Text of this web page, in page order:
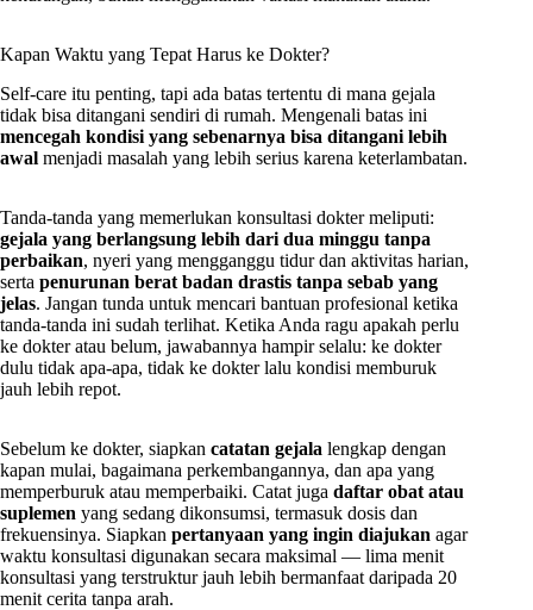
Kapan Waktu yang Tepat Harus ke Dokter?
Self-care itu penting, tapi ada batas tertentu di mana gejala
tidak bisa ditangani sendiri di rumah. Mengenali batas ini
mencegah kondisi yang sebenarnya bisa ditangani lebih
awal menjadi masalah yang lebih serius karena keterlambatan.
Tanda-tanda yang memerlukan konsultasi dokter meliputi:
gejala yang berlangsung lebih dari dua minggu tanpa
perbaikan, nyeri yang mengganggu tidur dan aktivitas harian,
serta penurunan berat badan drastis tanpa sebab yang
jelas. Jangan tunda untuk mencari bantuan profesional ketika
tanda-tanda ini sudah terlihat. Ketika Anda ragu apakah perlu
ke dokter atau belum, jawabannya hampir selalu: ke dokter
dulu tidak apa-apa, tidak ke dokter lalu kondisi memburuk
jauh lebih repot.
Sebelum ke dokter, siapkan catatan gejala lengkap dengan
kapan mulai, bagaimana perkembangannya, dan apa yang
memperburuk atau memperbaiki. Catat juga daftar obat atau
suplemen yang sedang dikonsumsi, termasuk dosis dan
frekuensinya. Siapkan pertanyaan yang ingin diajukan agar
waktu konsultasi digunakan secara maksimal — lima menit
konsultasi yang terstruktur jauh lebih bermanfaat daripada 20
menit cerita tanpa arah.